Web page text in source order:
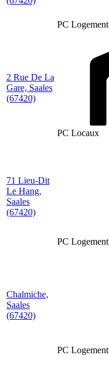
PC Logement
2 Rue De La
Gare, Saales
(67420)
PC Locaux
71 Lieu-Dit
Le Hang,
Saales
(67420)
PC Logement
Chalmiche,
Saales
(67420)
PC Logement